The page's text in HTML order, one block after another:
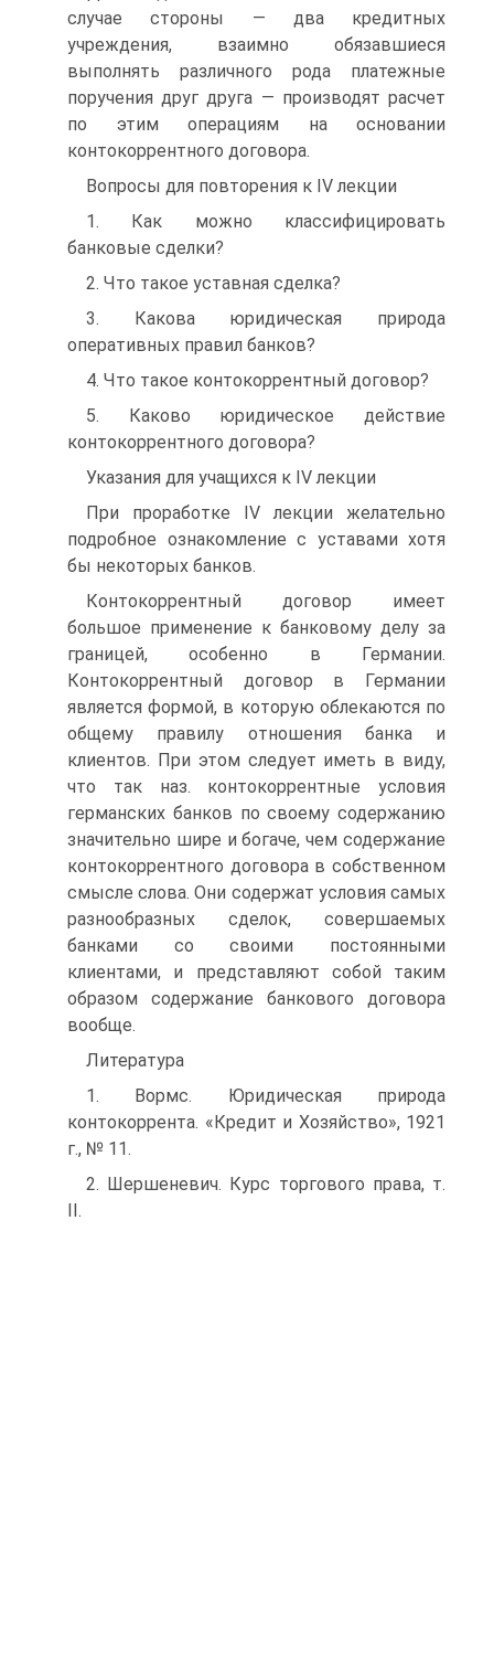
случае стороны — два кредитных
учреждения, взаимно обязавшиеся
выполнять различного рода платежные
поручения друг друга — производят расчет
по этим операциям на основании
контокоррентного договора.
Вопросы для повторения к IV лекции
1. Как можно классифицировать
банковые сделки?
2. Что такое уставная сделка?
3. Какова юридическая природа
оперативных правил банков?
4. Что такое контокоррентный договор?
5. Каково юридическое действие
контокоррентного договора?
Указания для учащихся к IV лекции
При проработке IV лекции желательно
подробное ознакомление с уставами хотя
бы некоторых банков.
Контокоррентный договор имеет
большое применение к банковому делу за
границей, особенно в Германии.
Контокоррентный договор в Германии
является формой, в которую облекаются по
общему правилу отношения банка и
клиентов. При этом следует иметь в виду,
что так наз. контокоррентные условия
германских банков по своему содержанию
значительно шире и богаче, чем содержание
контокоррентного договора в собственном
смысле слова. Они содержат условия самых
разнообразных сделок, совершаемых
банками со своими постоянными
клиентами, и представляют собой таким
образом содержание банкового договора
вообще.
Литература
1. Вормс. Юридическая природа
контокоррента. «Кредит и Хозяйство», 1921
г., № 11.
2. Шершеневич. Курс торгового права, т.
II.